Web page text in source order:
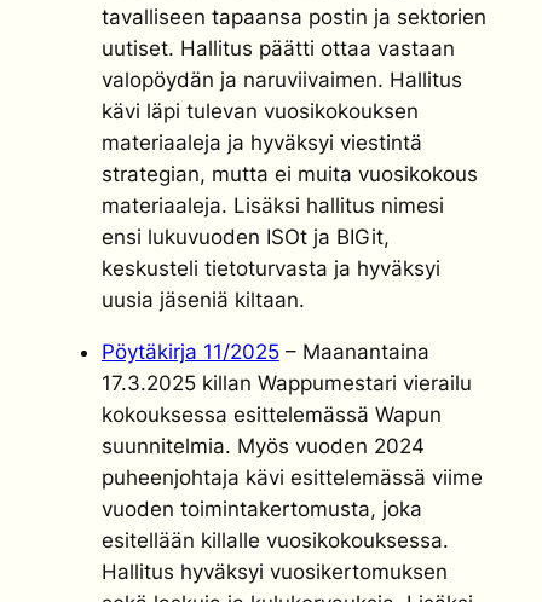
tavalliseen tapaansa postin ja sektorien
uutiset. Hallitus päätti ottaa vastaan
valopöydän ja naruviivaimen. Hallitus
kävi läpi tulevan vuosikokouksen
materiaaleja ja hyväksyi viestintä
strategian, mutta ei muita vuosikokous
materiaaleja. Lisäksi hallitus nimesi
ensi lukuvuoden ISOt ja BIGit,
keskusteli tietoturvasta ja hyväksyi
uusia jäseniä kiltaan.
Pöytäkirja 11/2025– Maanantaina
17.3.2025 killan Wappumestari vierailu
kokouksessa esittelemässä Wapun
suunnitelmia. Myös vuoden 2024
puheenjohtaja kävi esittelemässä viime
vuoden toimintakertomusta, joka
esitellään killalle vuosikokouksessa.
Hallitus hyväksyi vuosikertomuksen